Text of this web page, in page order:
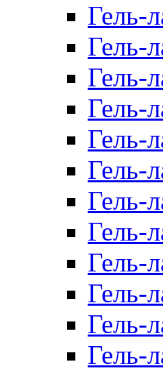
Гель-
Гель-
Гель-
Гель-
Гель-
Гель-
Гель-
Гель-
Гель-
Гель-
Гель-
Гель-